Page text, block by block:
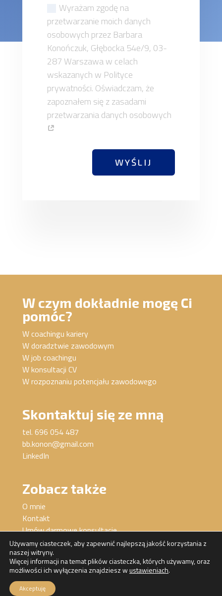
Wyrażam zgodę na
przetwarzanie moich danych
osobowych przez Barbara
Konończuk, Głębocka 54e/9, 03-
287 Warszawa w celach
wskazanych w Polityce
prywatności. Oświadczam, że
zapoznałem się z zasadami
przetwarzania danych osobowych
WYŚLIJ
W czym dokładnie mogę Ci
pomóc?
W coachingu kariery
W doradztwie zawodowym
W job coachingu
W konsultacji CV
W rozpoznaniu potencjału zawodowego
Skontaktuj się ze mną
tel. 696 054 487
bb.konon@gmail.com
LinkedIn
Zobacz także
O mnie
Kontakt
Umów darmowe konsultacje
Barbara Konończuk / Work Smart / 2024
Używamy ciasteczek, aby zapewnić najlepszą jakość korzystania z
naszej witryny.
Więcej informacji na temat plików ciasteczka, których używamy, oraz
możliwości ich wyłączenia znajdziesz wustawieniach.
Akceptuję